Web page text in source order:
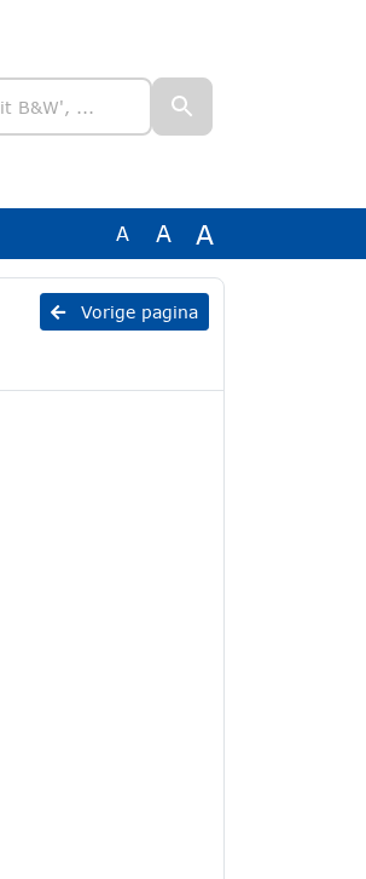
A A A
Vorige pagina